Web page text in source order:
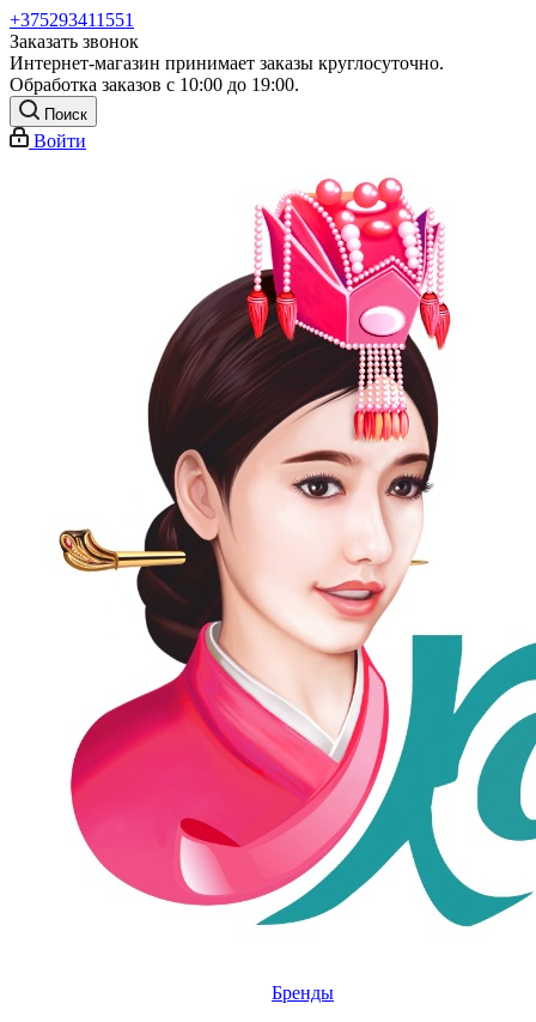
+375293411551
Заказать звонок
Интернет-магазин принимает заказы круглосуточно.
Обработка заказов с 10:00 до 19:00.
Поиск
Войти
Бренды